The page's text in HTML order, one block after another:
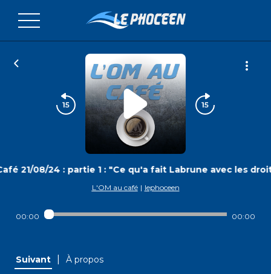
21/08/24 : partie 1 : "Ce qu'a fait Labrune avec les
L'OM au café | lephoceen
00:00 00:00
Suivant À propos